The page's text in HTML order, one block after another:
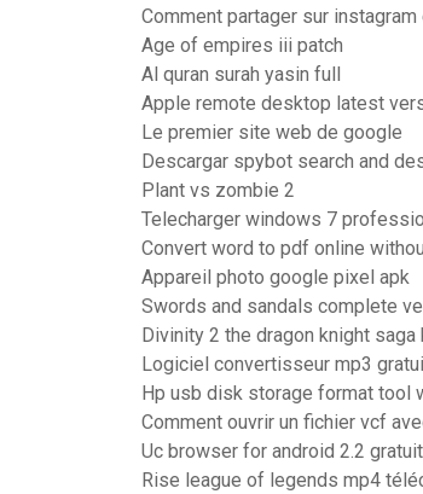
Comment partager sur
Age of empires iii patch
Al quran surah yasin full
Apple remote desktop latest
Le premier site web de google
Descargar spybot search and
Plant vs zombie 2
Telecharger windows 7
Convert word to pdf online
Appareil photo google pixel apk
Swords and sandals complete
Divinity 2 the dragon knight
Logiciel convertisseur mp3
Hp usb disk storage format tool
Comment ouvrir un fichier vcf
Uc browser for android 2.2
Rise league of legends mp4